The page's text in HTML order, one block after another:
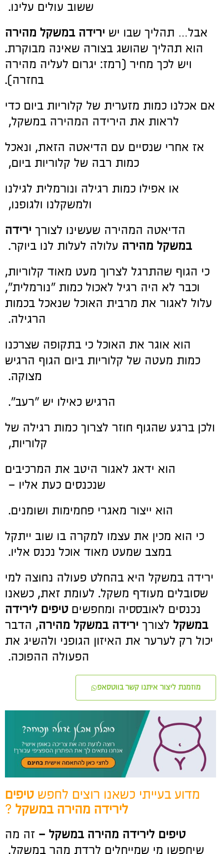
ששוב עולים עלינו.
אבל… תהליך שבו יש ירידה במשקל מהירה
הוא תהליך שהושג בצורה שאינה מבוקרת.
ויש לכך מחיר (רמז: יגרום לעליה מהירה
בחזרה).
אם אכלנו כמות מזערית של קלוריות ביום כדי
לראות את הירידה המהירה במשקל,
אז אחרי שנסיים עם הדיאטה הזאת, ונאכל
כמות רבה של קלוריות ביום,
או אפילו כמות רגילה ונורמלית לגילנו
ולמשקלנו ולגופנו,
הדיאטה המהירה שעשינו לצורך ירידה
במשקל מהירה עלולה לעלות לנו ביוקר.
כי הגוף שהתרגל לצרוך מעט מאוד קלוריות,
וכבר לא היה רגיל לאכול כמות "נורמלית",
עלול לאגור את מרבית האוכל שנאכל בכמות
הרגילה.
הוא אוגר את האוכל כי בתקופה שצרכנו
כמות מעטה של קלוריות ביום הגוף הרגיש
מצוקה.
הרגיש כאילו יש "רעב".
ולכן ברגע שהגוף חוזר לצרוך כמות רגילה של
קלוריות,
הוא ידאג לאגור היטב את המרכיבים
שנכנסים כעת אליו –
הוא ייצור מאגרי פחמימות ושומנים.
כי הוא מכין את עצמו למקרה בו שוב ייתקל
במצב שמעט מאוד אוכל נכנס אליו.
ירידה במשקל היא בהחלט פעולה נחוצה למי
שסובלים מעודף משקל. לעומת זאת, כשאנו
נכנסים לאובססיה ומחפשים טיפים לירידה
במשקל לצורך ירידה במשקל מהירה, הדבר
יכול רק לערער את האיזון הגופני ולהשיג את
הפעולה ההפוכה.
מוזמנת ליצור איתנו קשר בווטסאפ
מדוע בעייתי כשאנו רוצים לחפש טיפים
לירידה מהירה במשקל ?
טיפים לירידה מהירה במשקל – זה מה
שיחפשו מי שמייחלים לרדת מהר במשקל.